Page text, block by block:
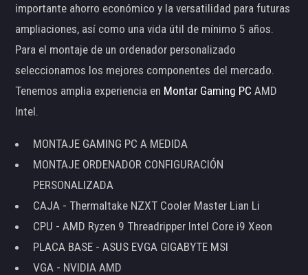
importante ahorro económico y la versatilidad para futuras
ampliaciones, así como una vida útil de mínimo 5 años.
Para el montaje de un ordenador personalizado
seleccionamos los mejores componentes del mercado.
Tenemos amplia experiencia en Montar Gaming PC AMD
Intel.
MONTAJE GAMING PC A MEDIDA
MONTAJE ORDENADOR CONFIGURACIÓN
PERSONALIZADA
CAJA - Thermaltake NZXT Cooler Master Lian Li
CPU - AMD Ryzen 9 Threadripper Intel Core i9 Xeon
PLACA BASE - ASUS EVGA GIGABYTE MSI
VGA - NVIDIA AMD